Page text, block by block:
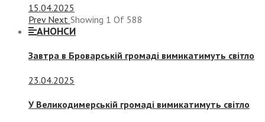
15.04.2025
Prev Next Showing 1 Of 588
АНОНСИ
Завтра в Броварській громаді вимикатимуть світло
23.04.2025
У Великодимерській громаді вимикатимуть світло